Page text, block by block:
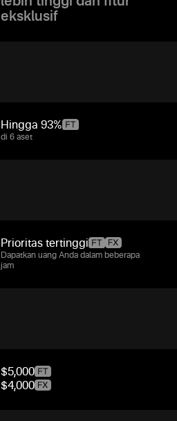
eksklusif
Hingga 93%
di 6 aset
Prioritas tertinggi
Dapatkan uang Anda dalam beberapa
jam
$5,000
$4,000